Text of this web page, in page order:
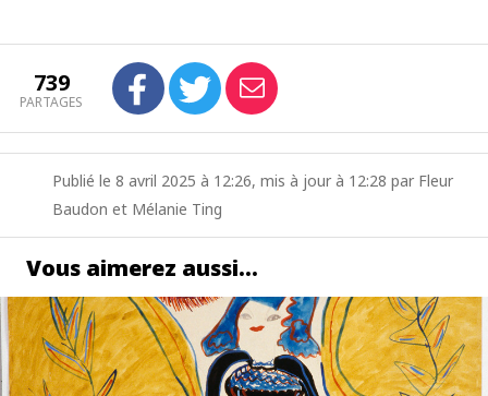
739
PARTAGES
Publié le 8 avril 2025 à 12:26, mis à jour à 12:28 par Fleur
Baudon et Mélanie Ting
Vous aimerez aussi…